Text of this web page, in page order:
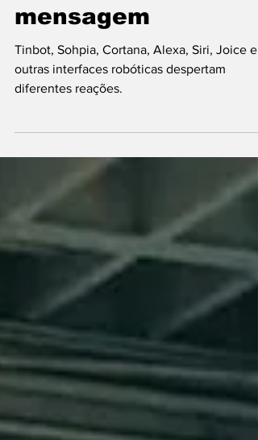
Quando o robô é a
mensagem
Tinbot, Sohpia, Cortana, Alexa, Siri, Joice e
diferentes reações.